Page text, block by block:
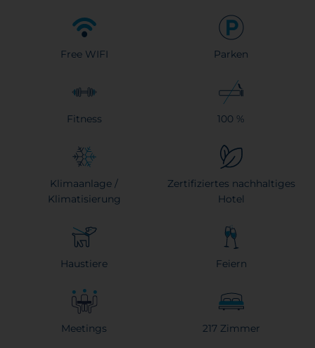
Free WIFI Parken
Fitness 100 %
Klimaanlage /
Klimatisierung
Zertifiziertes nachhaltiges
Hotel
Haustiere Feiern
Meetings 217 Zimmer